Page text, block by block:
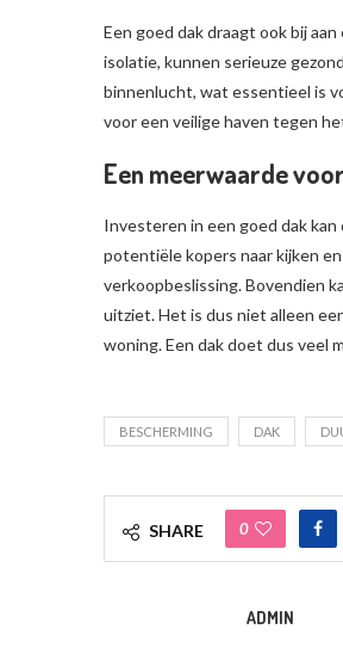
Een goed dak draagt ook bij
isolatie, kunnen serieuze
binnenlucht, wat essentieel is
voor een veilige haven tegen
Een meerwaarde
Investeren in een goed dak
potentiële kopers naar kijken
verkoopbeslissing. Bovendien
uitziet. Het is dus niet alleen
woning. Een dak doet dus veel
BESCHERMING DAK
SHARE 0
ADMIN